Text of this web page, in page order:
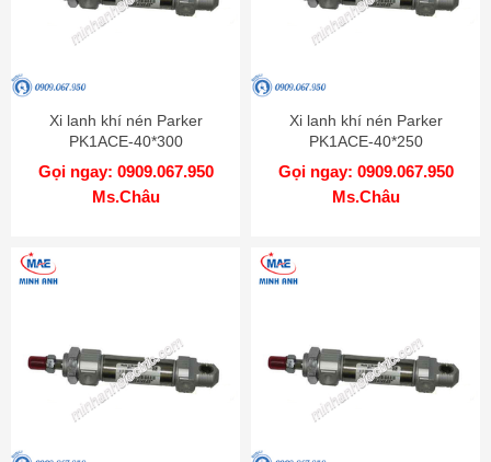
Xi lanh khí nén Parker
PK1ACE-40*300
Gọi ngay: 0909.067.950
Ms.Châu
Xi lanh khí nén Parker
PK1ACE-40*250
Gọi ngay: 0909.067.950
Ms.Châu